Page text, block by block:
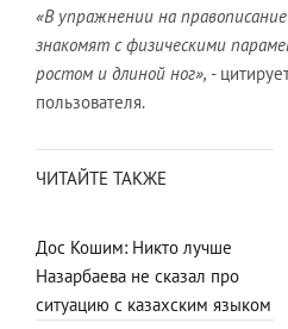
«В упражнении на
знакомят с физическими
ростом и длиной ног», -
пользователя.
ЧИТАЙТЕ ТАКЖЕ
Дос Кошим: Никто лучше
Назарбаева не сказал про
ситуацию с казахским языком